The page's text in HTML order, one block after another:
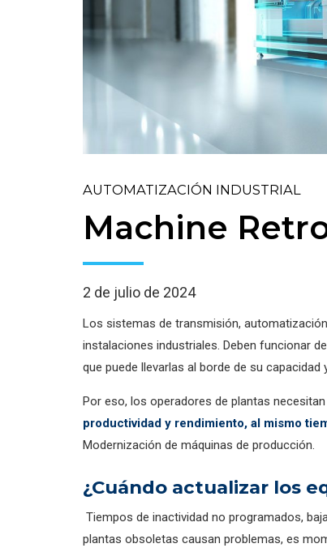
AUTOMATIZACIÓN INDUSTRIAL
Machine
2 de julio de 2024
Los sistemas de transmisión,
instalaciones industriales. Deben funcionar
que puede llevarlas al borde de su capacidad
Por eso, los operadores de plantas
productividad y rendimiento, al mismo
Modernización de máquinas de producción.
¿Cuándo actualizar los
Tiempos de inactividad no programados,
plantas obsoletas causan problemas, es